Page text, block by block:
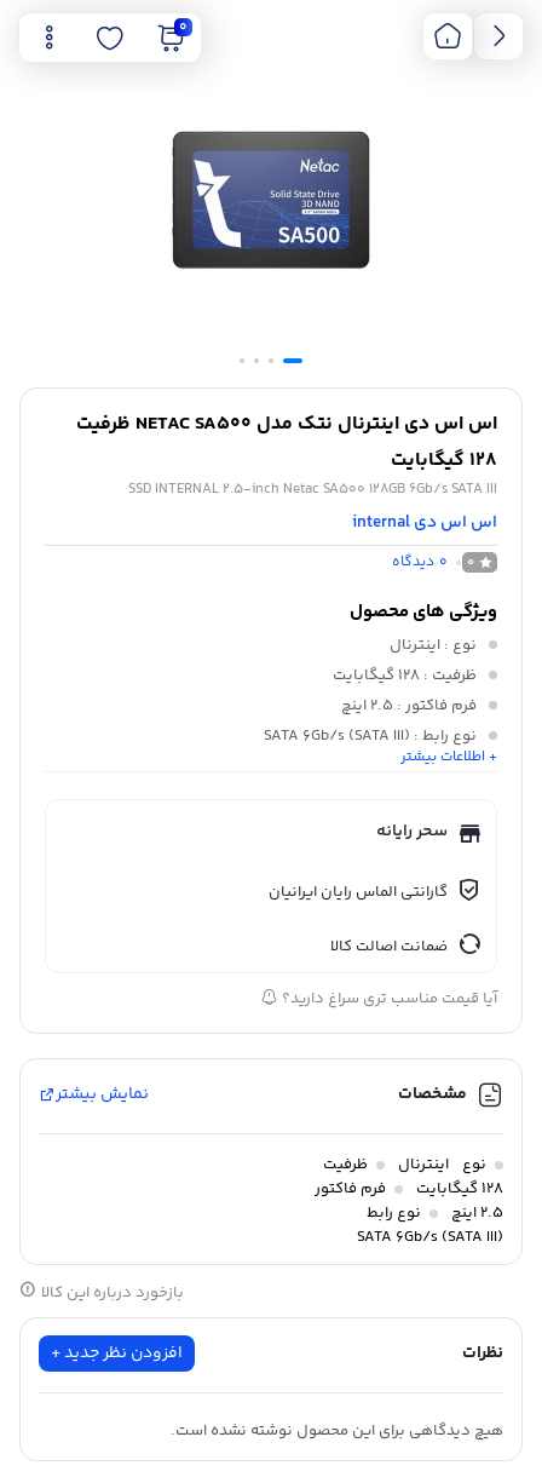
0
اس اس دی اینترنال نتک مدل NETAC SA500 ظرفیت
128 گیگابایت
SSD INTERNAL 2.5-inch Netac SA500 128GB 6Gb/s SATA III
اس اس دی internal
0
0 دیدگاه
ویژگی های محصول
نوع : اینترنال
ظرفیت : 128 گیگابایت
فرم فاکتور : 2.5 اینچ
نوع رابط : SATA 6Gb/s (SATA III)
نوع فلش: 3D NAND
+ اطلاعات بیشتر
سحر رایانه
گارانتی الماس رایان ایرانیان
ضمانت اصالت کالا
آیا قیمت مناسب تری سراغ دارید؟
مشخصات نمایش بیشتر
نوع اینترنال
ظرفیت
128 گیگابایت
فرم فاکتور
2.5 اینچ
نوع رابط
SATA 6Gb/s (SATA III)
1.500.000 ساعت
بازخورد درباره این کالا
نظرات افزودن نظر جدید +
هیچ دیدگاهی برای این محصول نوشته نشده است.